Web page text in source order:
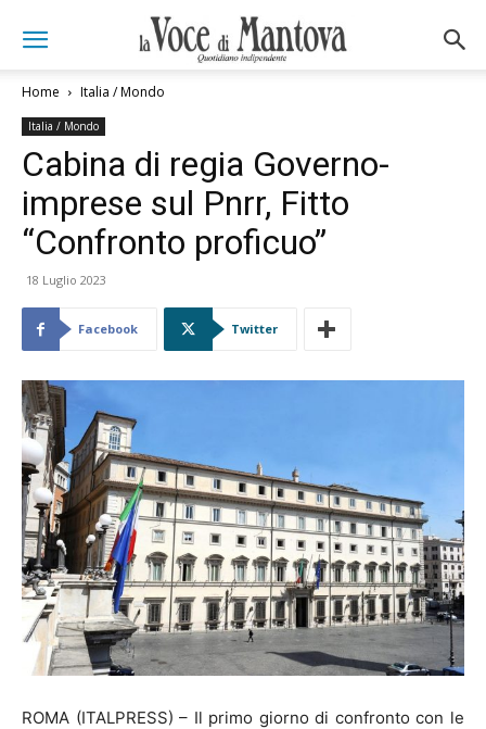
Home Italia / Mondo
Italia / Mondo
Cabina di regia Governo-
imprese sul Pnrr, Fitto
“Confronto proficuo”
18 Luglio 2023
Facebook Twitter
ROMA (ITALPRESS) – Il primo giorno di confronto con le